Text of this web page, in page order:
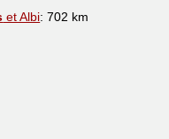
et Albi: 702 km